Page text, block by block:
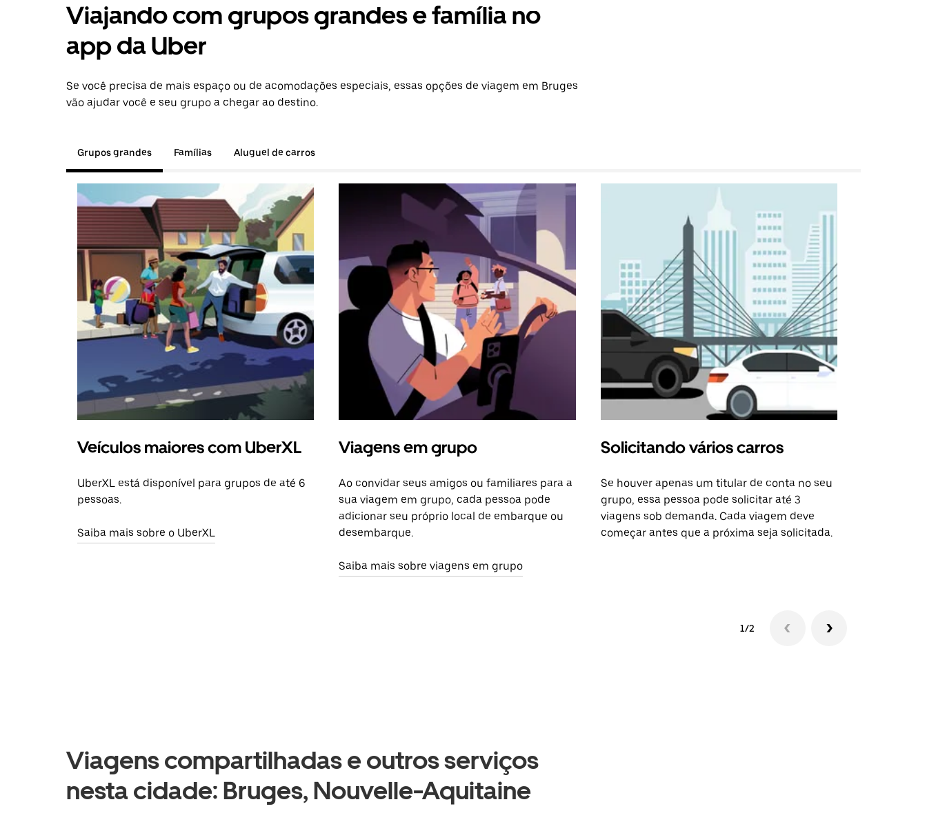
Viajando com grupos grandes e família no
app da Uber
Se você precisa de mais espaço ou de acomodações especiais, essas opções de viagem em Bruges
vão ajudar você e seu grupo a chegar ao destino.
Grupos grandes Famílias Aluguel de carros
Veículos maiores com UberXL
UberXL está disponível para grupos de até 6
pessoas.
Saiba mais sobre o UberXL
Viagens em grupo
Ao convidar seus amigos ou familiares para a
sua viagem em grupo, cada pessoa pode
adicionar seu próprio local de embarque ou
desembarque.
Saiba mais sobre viagens em grupo
Solicitando vários carros
Se houver apenas um titular de conta no seu
grupo, essa pessoa pode solicitar até 3
viagens sob demanda. Cada viagem deve
começar antes que a próxima seja solicitada.
1/2
Viagens compartilhadas e outros serviços
nesta cidade: Bruges, Nouvelle-Aquitaine